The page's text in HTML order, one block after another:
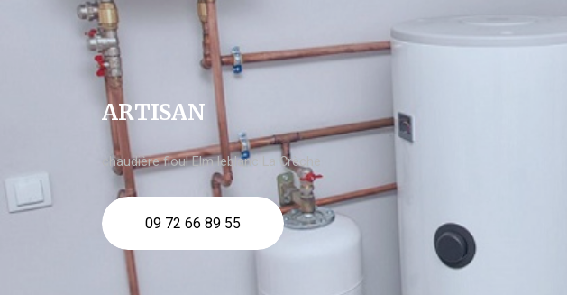
ARTISAN
chaudière fioul Elm leblanc La Crèche
09 72 66 89 55